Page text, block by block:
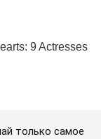
только самое